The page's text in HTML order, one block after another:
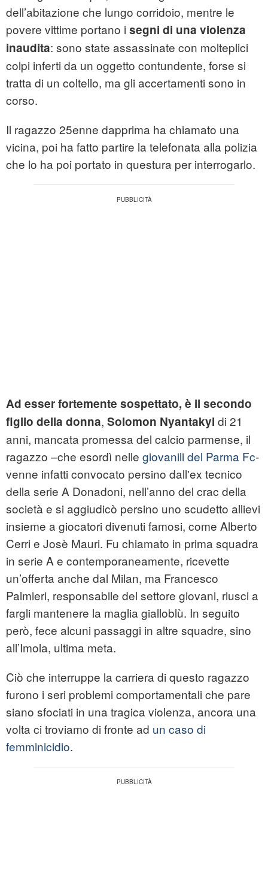
dell’abitazione che lungo corridoio, mentre le
povere vittime portano i segni di una violenza
inaudita: sono state assassinate con molteplici
colpi inferti da un oggetto contundente, forse si
tratta di un coltello, ma gli accertamenti sono in
corso.
Il ragazzo 25enne dapprima ha chiamato una
vicina, poi ha fatto partire la telefonata alla polizia
che lo ha poi portato in questura per interrogarlo.
Ad esser fortemente sospettato, è il secondo
figlio della donna, Solomon Nyantakyi di 21
anni, mancata promessa del calcio parmense, il
ragazzo –che esordì nelle giovanili del Parma Fc-
venne infatti convocato persino dall'ex tecnico
della serie A Donadoni, nell’anno del crac della
società e si aggiudicò persino uno scudetto allievi
insieme a giocatori divenuti famosi, come Alberto
Cerri e Josè Mauri. Fu chiamato in prima squadra
in serie A e contemporaneamente, ricevette
un’offerta anche dal Milan, ma Francesco
Palmieri, responsabile del settore giovani, riusci a
fargli mantenere la maglia gialloblù. In seguito
però, fece alcuni passaggi in altre squadre, sino
all’Imola, ultima meta.
Ciò che interruppe la carriera di questo ragazzo
furono i seri problemi comportamentali che pare
siano sfociati in una tragica violenza, ancora una
volta ci troviamo di fronte ad un caso di
femminicidio.